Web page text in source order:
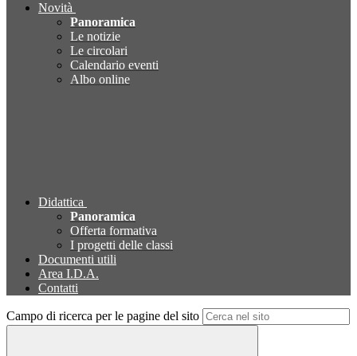
Novità
Panoramica
Le notizie
Le circolari
Calendario eventi
Albo online
Didattica
Panoramica
Offerta formativa
I progetti delle classi
Documenti utili
Area I.D.A.
Contatti
Campo di ricerca per le pagine del sito